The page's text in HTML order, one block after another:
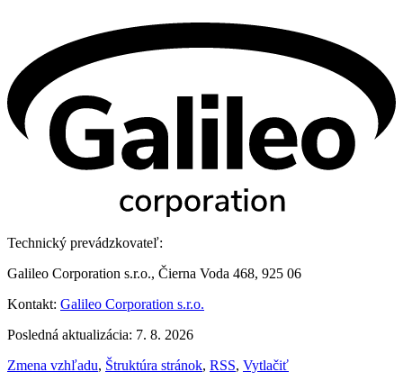
Technický prevádzkovateľ:
Galileo Corporation s.r.o., Čierna Voda 468, 925 06
Kontakt: Galileo Corporation s.r.o.
Posledná aktualizácia: 7. 8. 2026
Zmena vzhľadu, Štruktúra stránok, RSS, Vytlačiť